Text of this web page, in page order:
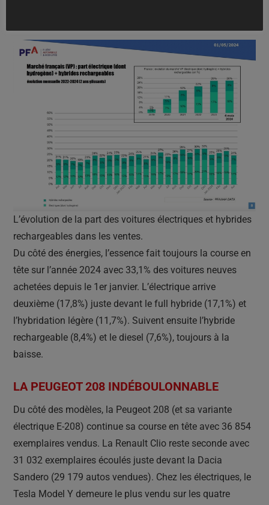
L’évolution de la part des voitures électriques et hybrides
rechargeables dans les ventes.
Du côté des énergies, l’essence fait toujours la course en
tête sur l’année 2024 avec 33,1% des voitures neuves
achetées depuis le 1er janvier. L’électrique arrive
deuxième (17,8%) juste devant le full hybride (17,1%) et
l’hybridation légère (11,7%). Suivent ensuite l’hybride
rechargeable (8,4%) et le diesel (7,6%), toujours à la
baisse.
LA PEUGEOT 208 INDÉBOULONNABLE
Du côté des modèles, la Peugeot 208 (et sa variante
électrique E-208) continue sa course en tête avec 36 854
exemplaires vendus. La Renault Clio reste seconde avec
31 032 exemplaires écoulés juste devant la Dacia
Sandero (29 179 autos vendues). Chez les électriques, le
Tesla Model Y demeure le plus vendu sur les quatre